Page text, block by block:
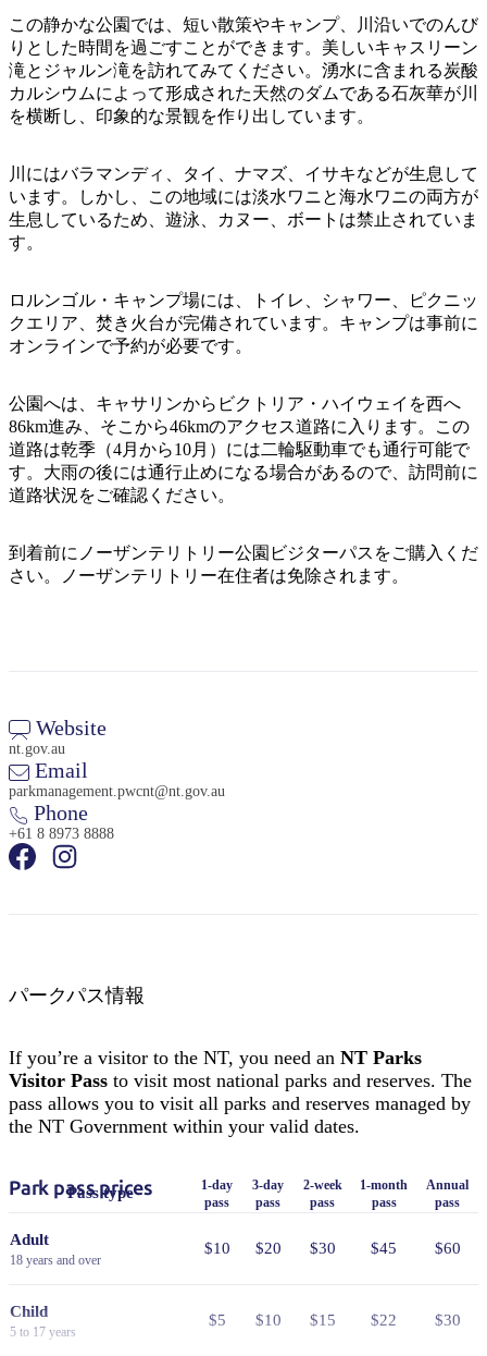
ト
ド
ア
地
域
ご
に
散
策
ビ
テ
ィ
こ
と
旅
行
画
す
ツ
ー
ル
索:
この静かな公園では、短い散策やキャンプ、川沿いでのんび
りとした時間を過ごすことができます。美しいキャスリーン
滝とジャルン滝を訪れてみてください。湧水に含まれる炭酸
カルシウムによって形成された天然のダムである石灰華が川
を横断し、印象的な景観を作り出しています。
川にはバラマンディ、タイ、ナマズ、イサキなどが生息して
います。しかし、この地域には淡水ワニと海水ワニの両方が
生息しているため、遊泳、カヌー、ボートは禁止されていま
す。
ロルンゴル・キャンプ場には、トイレ、シャワー、ピクニッ
クエリア、焚き火台が完備されています。キャンプは事前に
オンラインで予約が必要です。
公園へは、キャサリンからビクトリア・ハイウェイを西へ
86km進み、そこから46kmのアクセス道路に入ります。この
道路は乾季（4月から10月）には二輪駆動車でも通行可能で
す。大雨の後には通行止めになる場合があるので、訪問前に
道路状況をご確認ください。
到着前にノーザンテリトリー公園ビジターパスをご購入くだ
さい。ノーザンテリトリー在住者は免除されます。
Website
nt.gov.au
Email
parkmanagement.pwcnt@nt.gov.au
Phone
+61 8 8973 8888
パークパス情報
If you’re a visitor to the NT, you need an NT Parks
Visitor Pass to visit most national parks and reserves. The
pass allows you to visit all parks and reserves managed by
the NT Government within your valid dates.
Park pass prices
Pass type
1-day
pass
3-day
pass
2-week
pass
1-month
pass
Annual
pass
Adult
18 years and over
$10 $20 $30 $45 $60
Child
5 to 17 years
$5 $10 $15 $22 $30